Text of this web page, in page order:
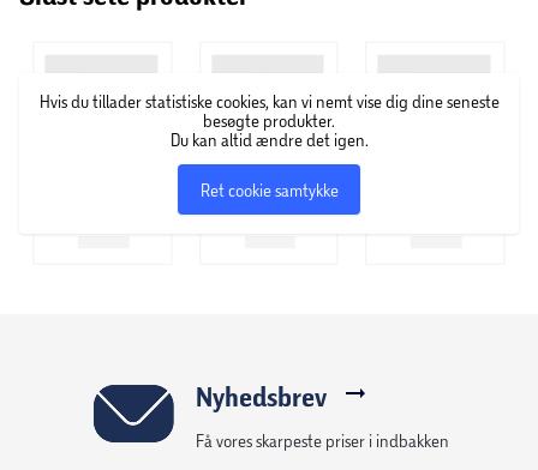
Hvis du tillader statistiske cookies, kan vi nemt vise dig dine seneste
besøgte produkter.
Du kan altid ændre det igen.
Ret cookie samtykke
Nyhedsbrev
Få vores skarpeste priser i indbakken